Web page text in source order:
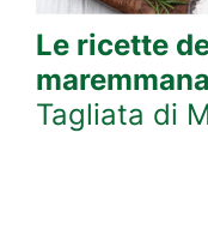
Le ricette
Tagliata di